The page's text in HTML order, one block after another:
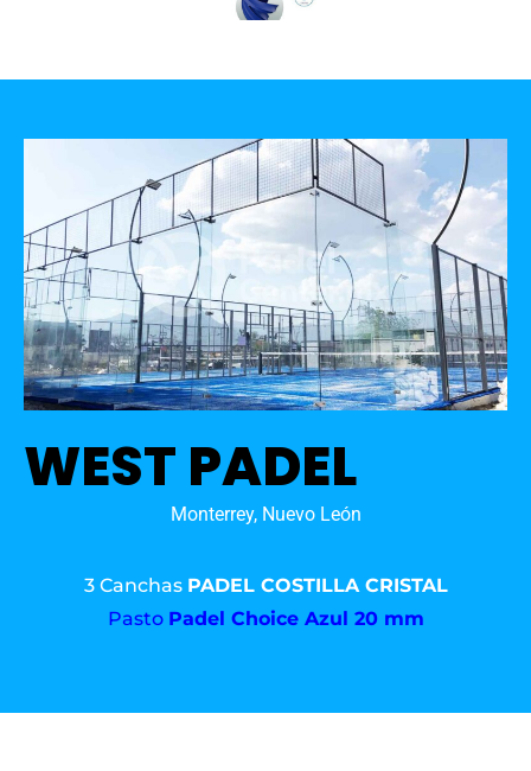
WEST PADEL
Monterrey, Nuevo León
3 Canchas PADEL COSTILLA CRISTAL
Pasto Padel Choice Azul 20 mm